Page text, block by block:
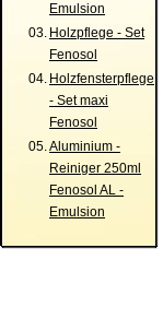
Emulsion
03. Holzpflege - Set
Fenosol
04. Holzfensterpflege
- Set maxi
Fenosol
05.Aluminium -
Reiniger 250ml
Fenosol AL -
Emulsion